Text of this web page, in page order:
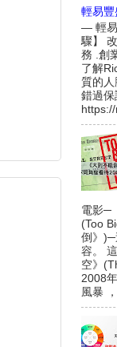
輕易豐
— 輕
驟】
務 .創
了解
質的人
錯過
電影─
(Too
倒》)─
容。
空》
2008
風暴